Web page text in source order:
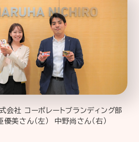
イバシーポリシー 推奨環境
ご利用規約
会社 コーポレートブランディング部
美さん（左） 中野尚さん（右）